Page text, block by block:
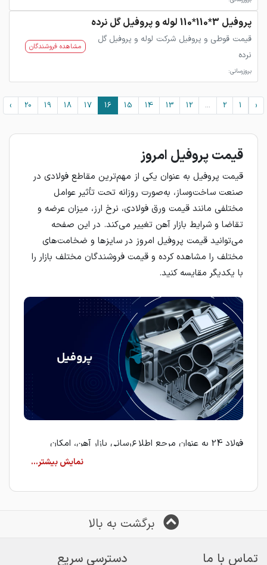
پروفیل 3*110*110 لوله و پروفیل گل نرده
قیمت قوطی و پروفیل شرکت لوله و پروفیل گل
نرده
بروزرسانی:
مشاهده فروشندگان
‹
1
2
...
12
13
14
15
16
17
18
19
20
›
قیمت پروفیل امروز
قیمت پروفیل به عنوان یکی از مهم‌ترین مقاطع فولادی در
صنعت ساخت‌وساز، به‌صورت روزانه تحت تأثیر عوامل
مختلفی مانند قیمت ورق فولادی، نرخ ارز، میزان عرضه و
تقاضا و شرایط بازار آهن تغییر می‌کند. در این صفحه
می‌توانید قیمت پروفیل امروز در سایزها و ضخامت‌های
مختلف را مشاهده کرده و قیمت فروشندگان مختلف بازار را
با یکدیگر مقایسه کنید.
فولاد 24 به عنوان مرجع اطلاع‌رسانی بازار آهن، امکان
مشاهده قیمت لحظه‌ای پروفیل از کارخانه‌ها و تأمین‌کنندگان
قیمت‌ها، مناسب‌ترین گزینه را انتخاب کرده و برای خرید
پروفیل چیست؟
پروفیل به مقاطع فولادی گفته می‌شود که دارای سطح مقطع
برگشت به بالا
تماس با ما
دسترسی سریع